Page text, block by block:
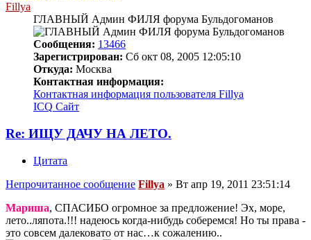
Fillya
ГЛАВНЫЙ Админ ФИЛЯ форума Бульдогоманов
Сообщения: 13466
Зарегистрирован: Сб окт 08, 2005 12:05:10
Откуда: Москва
Контактная информация:
Контактная информация пользователя Fillya
ICQ Сайт
Re: ИЩУ ДАЧУ НА ЛЕТО.
Цитата
Непрочитанное сообщение Fillya » Вт апр 19, 2011 23:51:14
Мариша, СПАСИБО огромное за предложение! Эх, море,
лето..ляпота.!!! надеюсь когда-нибудь соберемся! Но ты права -
это совсем далековато от нас…к сожалению..